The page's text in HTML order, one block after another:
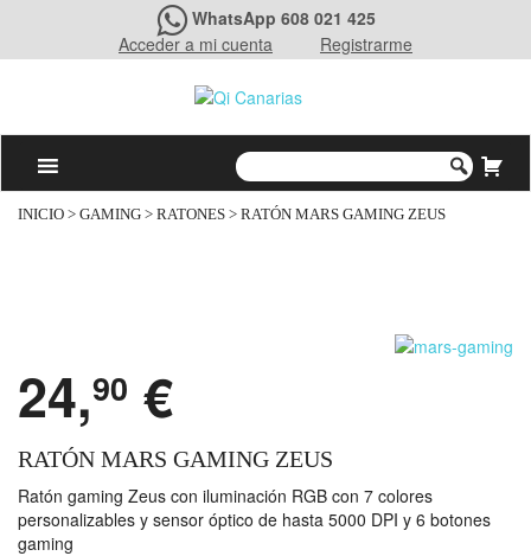
WhatsApp 608 021 425
Acceder a mi cuenta
Registrarme
INICIO > GAMING > RATONES > RATÓN MARS GAMING ZEUS
24,90 €
RATÓN MARS GAMING ZEUS
Ratón gaming Zeus con iluminación RGB con 7 colores
personalizables y sensor óptico de hasta 5000 DPI y 6 botones
gaming